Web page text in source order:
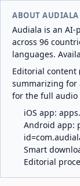
ABOUT AUDIALA
Audiala is an AI-
across 96
languages.
Editorial content
summarizing for
for the full audio
iOS app:
Android app:
Smart
Editorial